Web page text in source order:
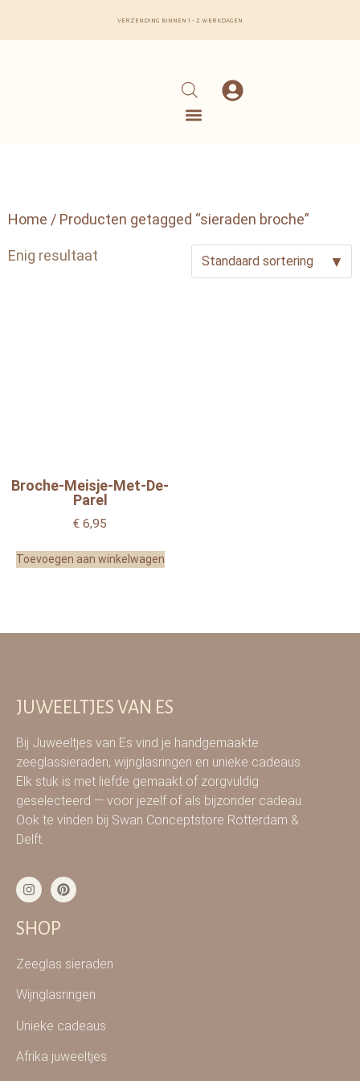
verzending binnen 1 - 2 werkdagen
Home / Producten getagged “sieraden broche”
Enig resultaat
Broche-Meisje-Met-De-
Parel
€ 6,95
Toevoegen aan winkelwagen
JUWEELTJES VAN ES
Bij Juweeltjes van Es vind je handgemaakte
zeeglassieraden, wijnglasringen en unieke cadeaus.
Elk stuk is met liefde gemaakt of zorgvuldig
geselecteerd — voor jezelf of als bijzonder cadeau.
Ook te vinden bij Swan Conceptstore Rotterdam &
Delft.
SHOP
Zeeglas sieraden
Wijnglasringen
Unieke cadeaus
Afrika juweeltjes